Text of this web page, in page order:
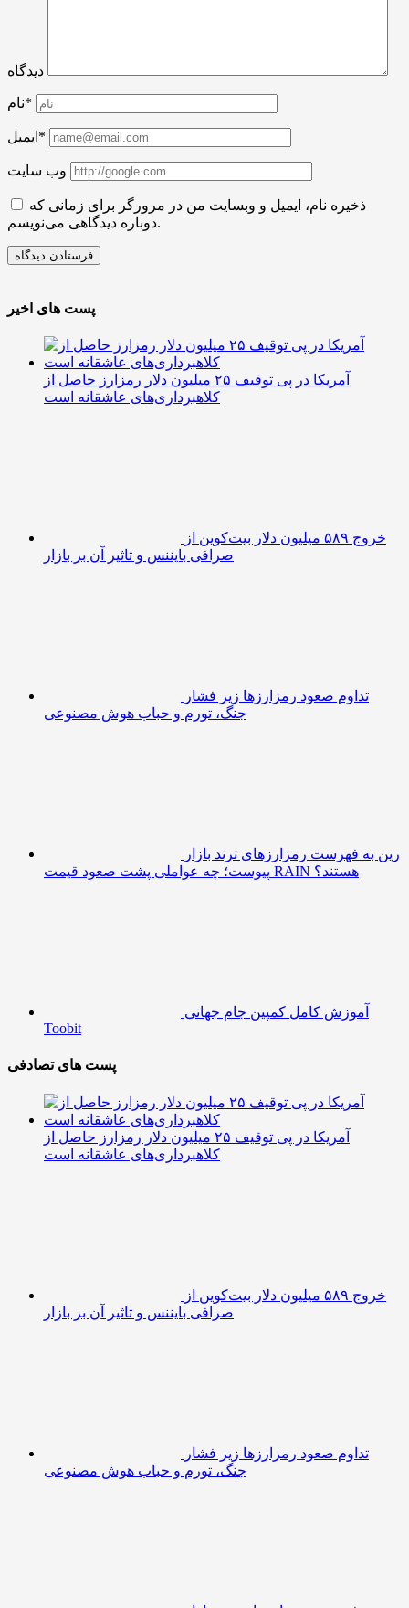
دیدگاه
نام*
ایمیل*
وب سایت
ذخیره نام، ایمیل و وبسایت من در مرورگر برای زمانی که
دوباره دیدگاهی می‌نویسم.
پست های اخیر
آمریکا در پی توقیف ۲۵ میلیون دلار رمزارز حاصل از
کلاهبرداری‌های عاشقانه است
خروج ۵۸۹ میلیون دلار بیت‌کوین از
صرافی بایننس و تاثیر آن بر بازار
تداوم صعود رمزارزها زیر فشار
جنگ، تورم و حباب هوش مصنوعی
رین به فهرست رمزارزهای ترند بازار
پیوست؛ چه عواملی پشت صعود قیمت RAIN هستند؟
آموزش کامل کمپین جام جهانی
Toobit
پست های تصادفی
آمریکا در پی توقیف ۲۵ میلیون دلار رمزارز حاصل از
کلاهبرداری‌های عاشقانه است
خروج ۵۸۹ میلیون دلار بیت‌کوین از
صرافی بایننس و تاثیر آن بر بازار
تداوم صعود رمزارزها زیر فشار
جنگ، تورم و حباب هوش مصنوعی